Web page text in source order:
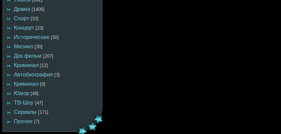
Драма [1406]
Спорт [33]
Концерт [23]
Исторические [30]
Мюзикл [30]
Док.фильм [207]
Криминал [12]
Автобиография [3]
Криминал [0]
Юмор [48]
ТВ-Шоу [47]
Сериалы [171]
Прочее [7]